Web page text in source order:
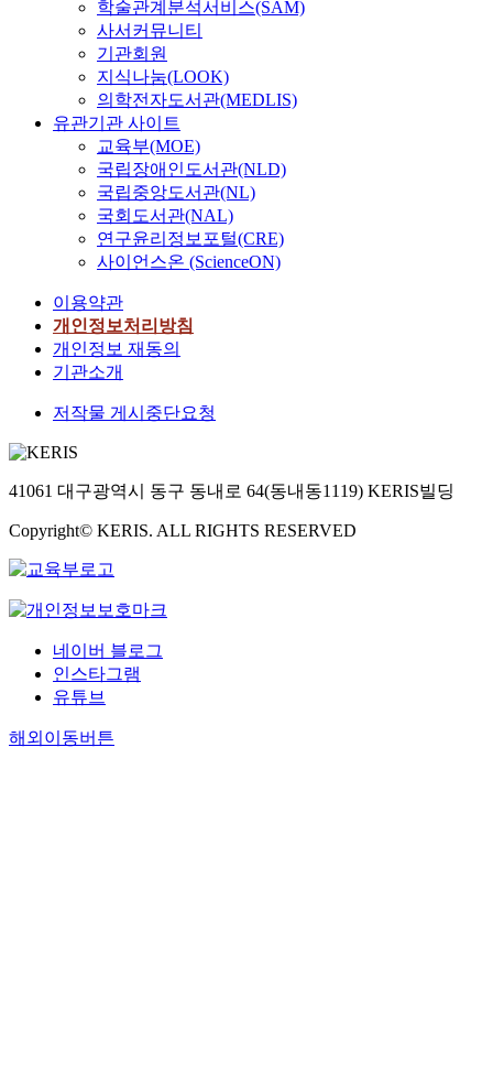
학술관계분석서비스(SAM)
사서커뮤니티
기관회원
지식나눔(LOOK)
의학전자도서관(MEDLIS)
유관기관 사이트
교육부(MOE)
국립장애인도서관(NLD)
국립중앙도서관(NL)
국회도서관(NAL)
연구윤리정보포털(CRE)
사이언스온 (ScienceON)
이용약관
개인정보처리방침
개인정보 재동의
기관소개
저작물 게시중단요청
41061 대구광역시 동구 동내로 64(동내동1119) KERIS빌딩
Copyright© KERIS. ALL RIGHTS RESERVED
네이버 블로그
인스타그램
유튜브
해외이동버튼